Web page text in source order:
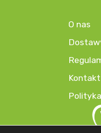
O nas
Kontakt